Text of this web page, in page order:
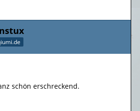
schön erschreckend.